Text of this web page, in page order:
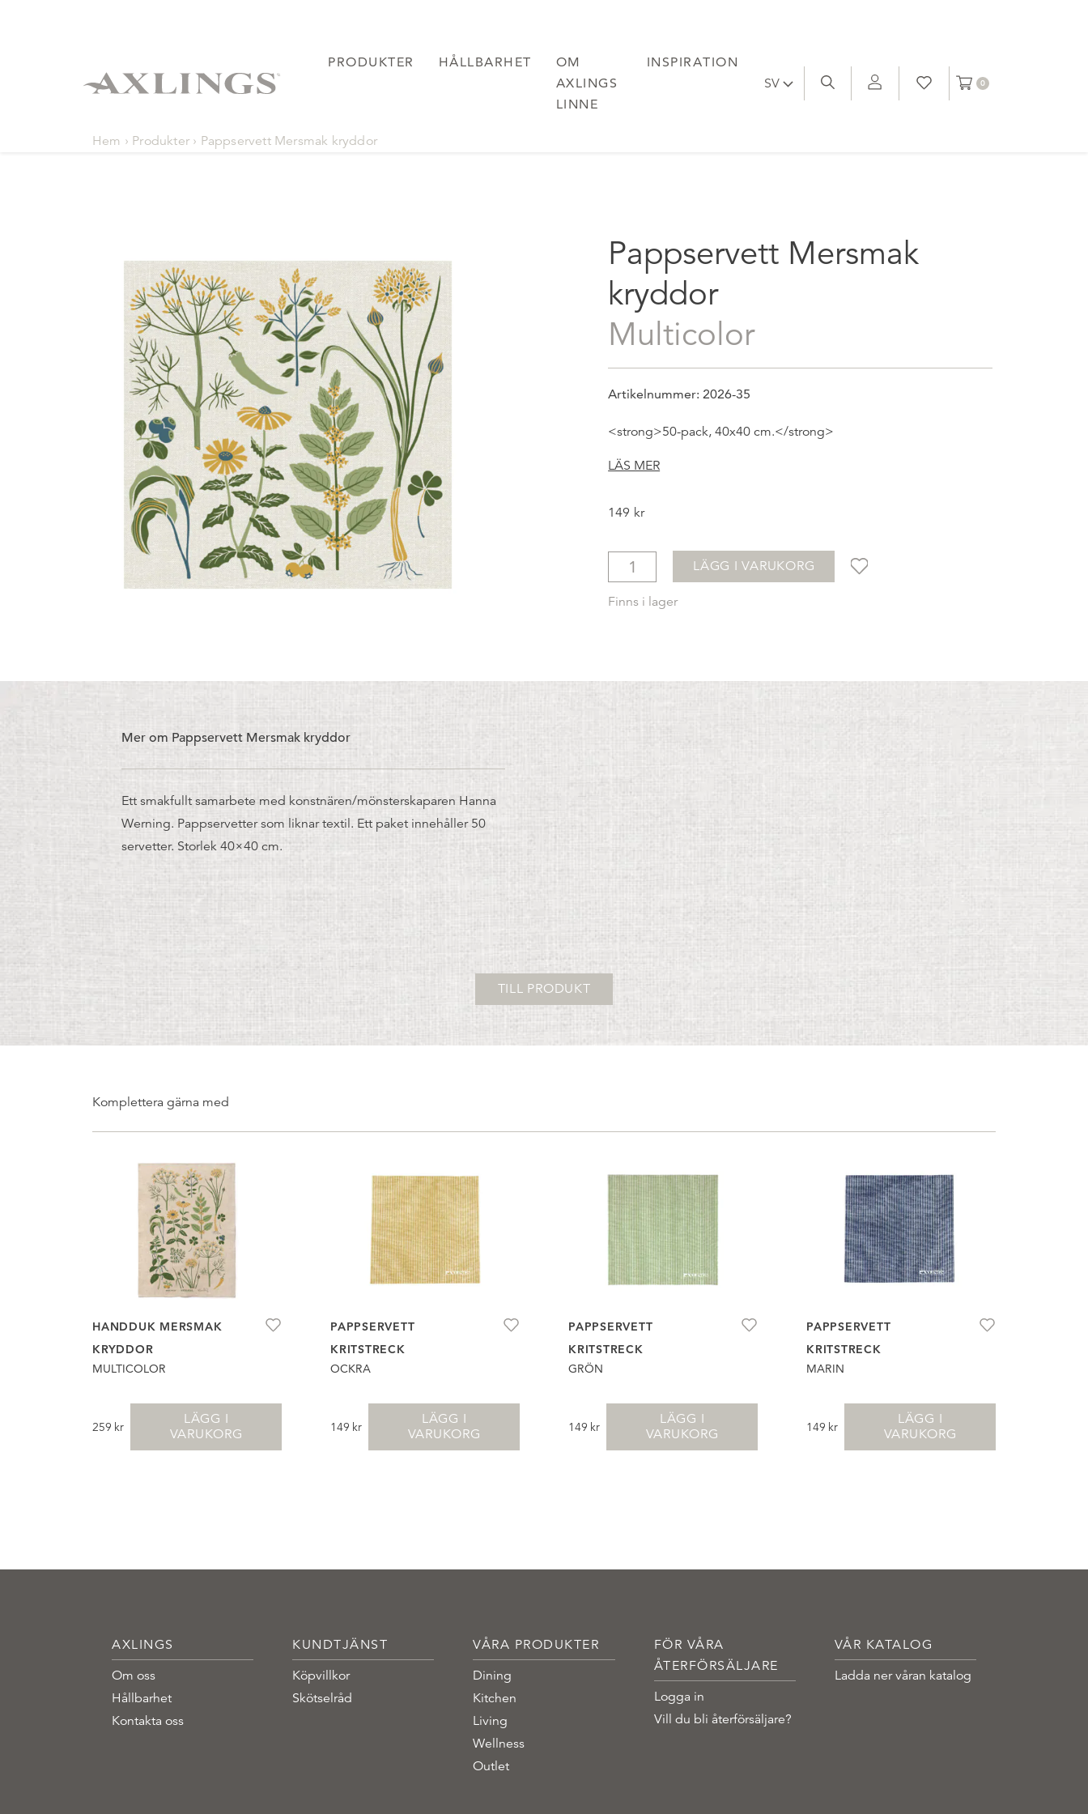
PRODUKTER HÅLLBARHET
OM
AXLINGS
LINNE
INSPIRATION
SV 0
Hem › Produkter › Pappservett Mersmak kryddor
Pappservett Mersmak
kryddor
multicolor
Artikelnummer: 2026-35
<strong>50-pack, 40x40 cm.</strong>
LÄS MER
149 kr
LÄGG I VARUKORG
Finns i lager
Mer om Pappservett Mersmak kryddor
Ett smakfullt samarbete med konstnären/mönsterskaparen Hanna
Werning. Pappservetter som liknar textil. Ett paket innehåller 50
servetter. Storlek 40×40 cm.
TILL PRODUKT
Komplettera gärna med
HANDDUK MERSMAK
KRYDDOR
MULTICOLOR
259 kr
LÄGG I
VARUKORG
PAPPSERVETT
KRITSTRECK
OCKRA
149 kr
LÄGG I
VARUKORG
PAPPSERVETT
KRITSTRECK
GRÖN
149 kr
LÄGG I
VARUKORG
PAPPSERVETT
KRITSTRECK
MARIN
149 kr
LÄGG I
VARUKORG
AXLINGS
Om oss
Hållbarhet
Kontakta oss
KUNDTJÄNST
Köpvillkor
Skötselråd
VÅRA PRODUKTER
Dining
Kitchen
Living
Wellness
Outlet
FÖR VÅRA
ÅTERFÖRSÄLJARE
Logga in
Vill du bli återförsäljare?
VÅR KATALOG
Ladda ner våran katalog